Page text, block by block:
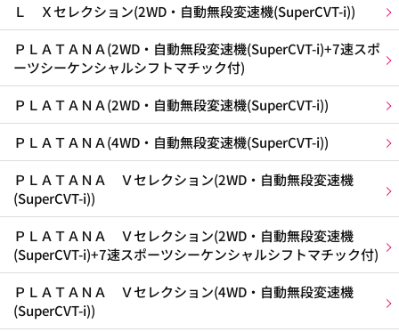
Ｌ Ｘセレクション(2WD・自動無段変速機(SuperCVT-i))
ＰＬＡＴＡＮＡ(2WD・自動無段変速機(SuperCVT-i)+7速スポ
ーツシーケンシャルシフトマチック付)
ＰＬＡＴＡＮＡ(2WD・自動無段変速機(SuperCVT-i))
ＰＬＡＴＡＮＡ(4WD・自動無段変速機(SuperCVT-i))
ＰＬＡＴＡＮＡ Ｖセレクション(2WD・自動無段変速機
(SuperCVT-i))
ＰＬＡＴＡＮＡ Ｖセレクション(2WD・自動無段変速機
(SuperCVT-i)+7速スポーツシーケンシャルシフトマチック付)
ＰＬＡＴＡＮＡ Ｖセレクション(4WD・自動無段変速機
(SuperCVT-i))